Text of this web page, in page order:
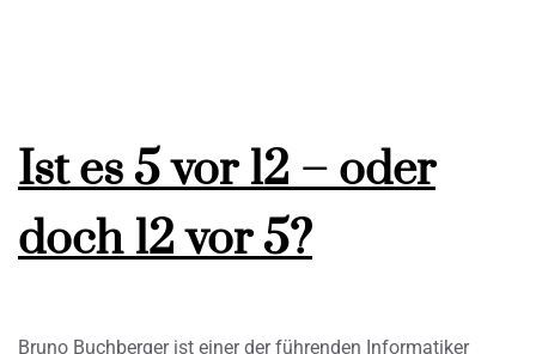
Ist es 5 vor 12 – oder
doch 12 vor 5?
Bruno Buchberger ist einer der führenden Informatiker